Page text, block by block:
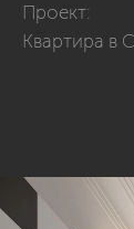
Проект:
Квартира в